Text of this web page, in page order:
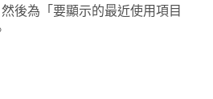
後為「要顯示的最近使用項目